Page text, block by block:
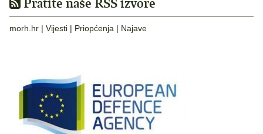
Pratite naše RSS izvore
morh.hr | Vijesti | Priopćenja | Najave